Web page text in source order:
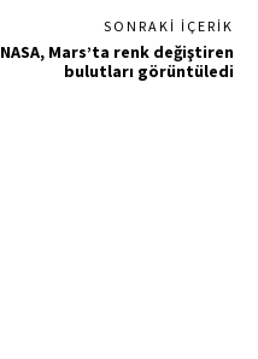
SONRAKI İÇERIK
NASA, Mars’ta renk değiştiren
bulutları görüntüledi